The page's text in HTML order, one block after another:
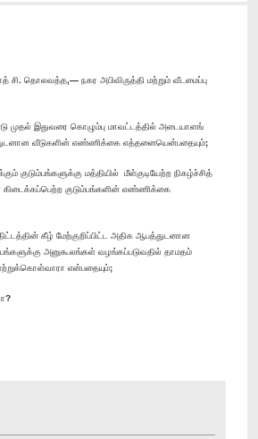
சி. தொலவத்த,— நகர அபிவிருத்தி மற்றும் வீடமைப்பு
இதுவரை கொழும்பு மாவட்டத்தில் அடையாளங்
வீடுகளின் எண்ணிக்கை எத்தனையென்பதையும்;
குடும்பங்களுக்கு மத்தியில் மீள்குடியேற்ற நிகழ்ச்சித்
குடும்பங்களின் எண்ணிக்கை
கீழ் மேற்குறிப்பிட்ட அதிக ஆபத்துடனான
அனுகூலங்கள் வழங்கப்படுவதில் தாமதம்
என்பதையும்;